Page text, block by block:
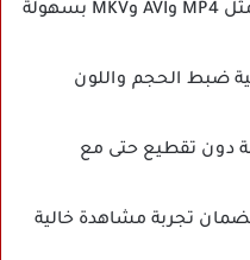
تشغيل جميع صيغ الفيديو مثل MP4 وAVI وMKV بسهولة
ضبط الحجم واللون
دون تقطيع حتى مع
لضمان تجربة مشاهدة خالية